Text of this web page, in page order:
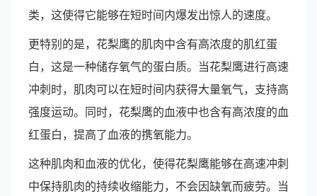
类，这使得它能够在短时间内爆发出惊人的速度。
更特别的是，花梨鹰的肌肉中含有高浓度的肌红蛋
白，这是一种储存氧气的蛋白质。当花梨鹰进行高速
冲刺时，肌肉可以在短时间内获得大量氧气，支持高
强度运动。同时，花梨鹰的血液中也含有高浓度的血
红蛋白，提高了血液的携氧能力。
这种肌肉和血液的优化，使得花梨鹰能够在高速冲刺
中保持肌肉的持续收缩能力，不会因缺氧而疲劳。当